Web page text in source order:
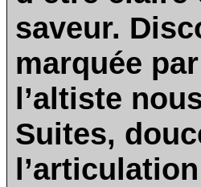
saveur.
marquée
l’altiste
Suites,